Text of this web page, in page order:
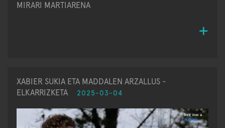
MIRARI MARTIARENA
XABIER SUKIA ETA MADDALEN ARZALLUS -
ELKARRIZKETA
2025-03-04